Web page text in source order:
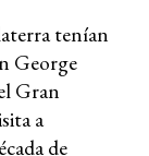
tenían
George
Gran
a
de